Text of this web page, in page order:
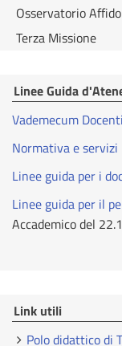
Osservatorio Affido
Terza Missione
Linee Guida
Vademecum
Normativa e servizi
Linee guida per i
Linee guida per il
Accademico del
Link utili
Polo didattico di